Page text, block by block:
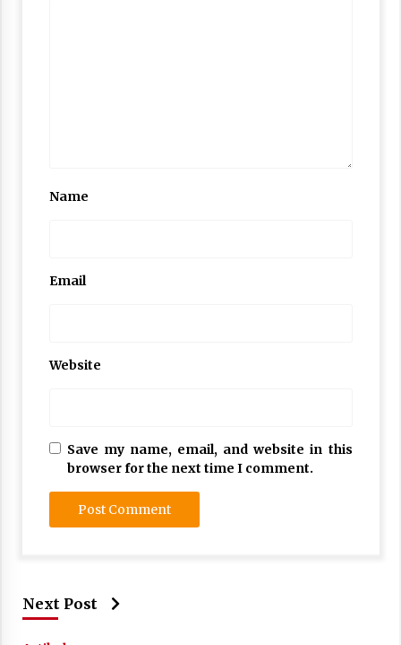
Name
Email
Website
Save my name, email, and website in this
browser for the next time I comment.
Next Post